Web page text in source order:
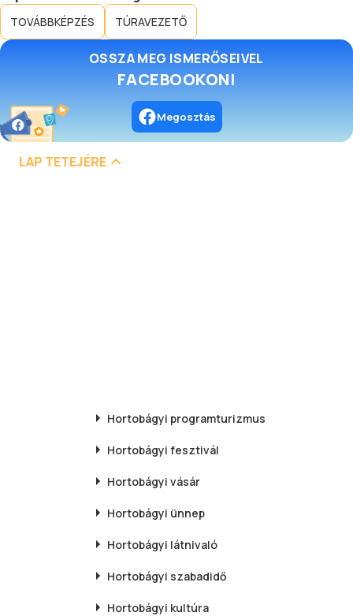
TOVÁBBKÉPZÉS TÚRAVEZETŐ
OSSZA MEG ISMERŐSEIVEL
FACEBOOKON!
Megosztás
LAP TETEJÉRE
Hortobágyi programturizmus
Hortobágyi fesztivál
Hortobágyi vásár
Hortobágyi ünnep
Hortobágyi látnivaló
Hortobágyi szabadidő
Hortobágyi kultúra